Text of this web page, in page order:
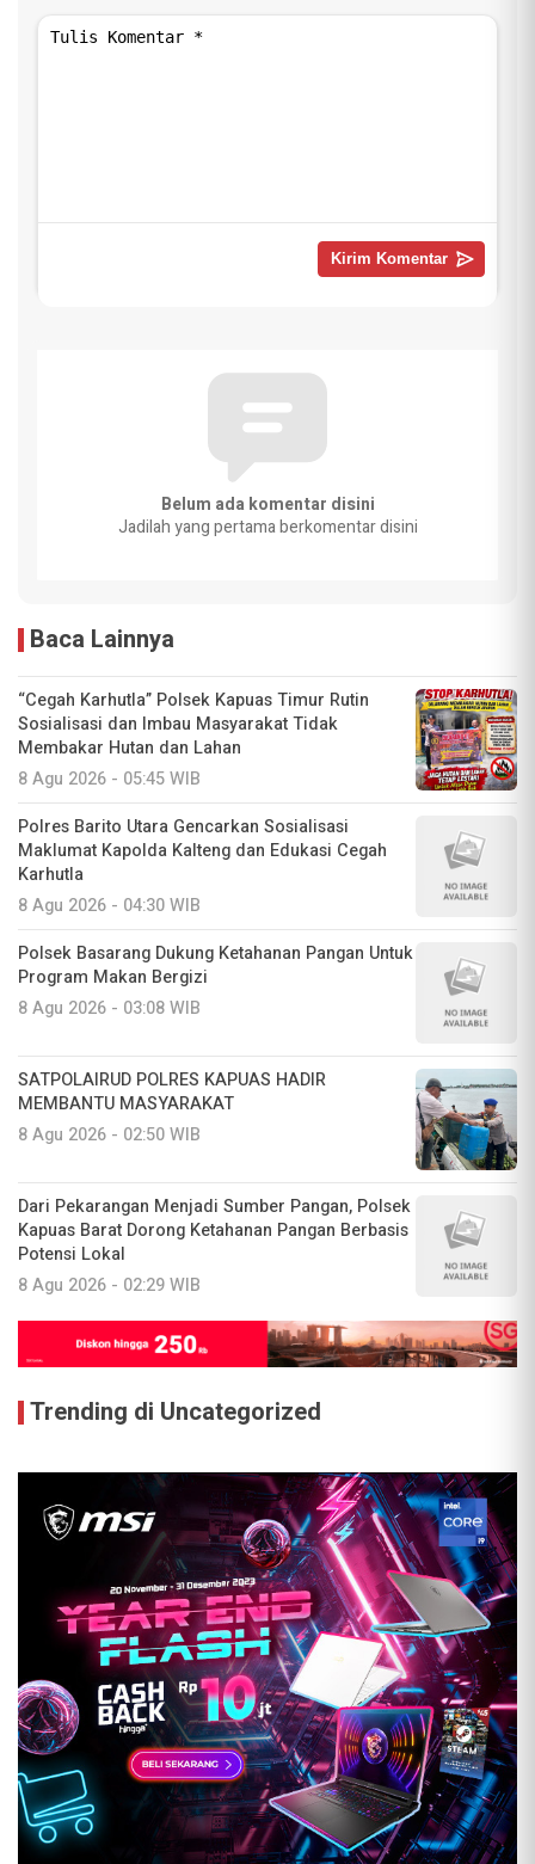
Belum ada komentar disini
Jadilah yang pertama berkomentar disini
Baca Lainnya
“Cegah Karhutla” Polsek Kapuas Timur Rutin
Sosialisasi dan Imbau Masyarakat Tidak
Membakar Hutan dan Lahan
8 Agu 2026 - 05:45 WIB
Polres Barito Utara Gencarkan Sosialisasi
Maklumat Kapolda Kalteng dan Edukasi Cegah
Karhutla
8 Agu 2026 - 04:30 WIB
Polsek Basarang Dukung Ketahanan Pangan Untuk
Program Makan Bergizi
8 Agu 2026 - 03:08 WIB
SATPOLAIRUD POLRES KAPUAS HADIR
MEMBANTU MASYARAKAT
8 Agu 2026 - 02:50 WIB
Dari Pekarangan Menjadi Sumber Pangan, Polsek
Kapuas Barat Dorong Ketahanan Pangan Berbasis
Potensi Lokal
8 Agu 2026 - 02:29 WIB
Trending di Uncategorized